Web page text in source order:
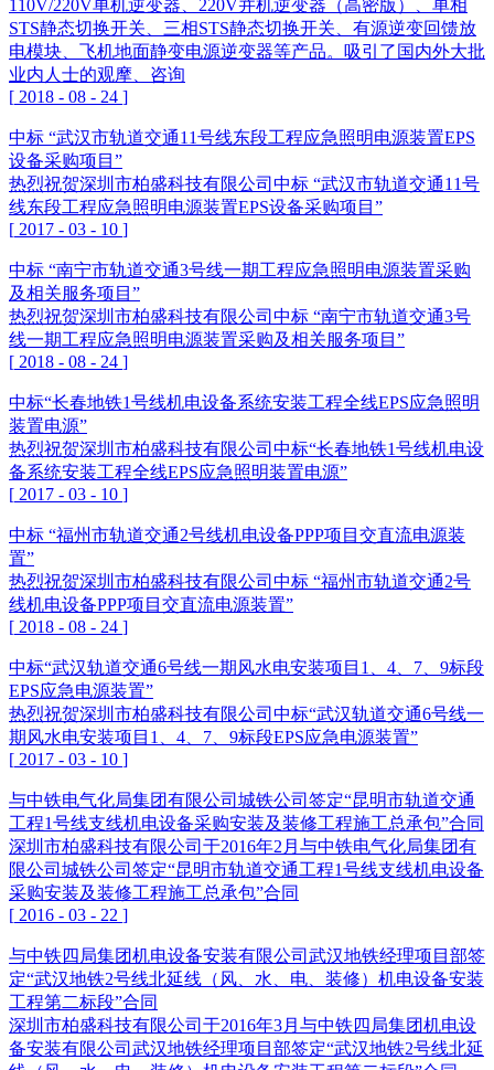
110V/220V单机逆变器、220V并机逆变器（高密版）、单相
STS静态切换开关、三相STS静态切换开关、有源逆变回馈放
电模块、飞机地面静变电源逆变器等产品。吸引了国内外大批
业内人士的观摩、咨询
[ 2018 - 08 - 24 ]
中标 “武汉市轨道交通11号线东段工程应急照明电源装置EPS
设备采购项目”
热烈祝贺深圳市柏盛科技有限公司中标 “武汉市轨道交通11号
线东段工程应急照明电源装置EPS设备采购项目”
[ 2017 - 03 - 10 ]
中标 “南宁市轨道交通3号线一期工程应急照明电源装置采购
及相关服务项目”
热烈祝贺深圳市柏盛科技有限公司中标 “南宁市轨道交通3号
线一期工程应急照明电源装置采购及相关服务项目”
[ 2018 - 08 - 24 ]
中标“长春地铁1号线机电设备系统安装工程全线EPS应急照明
装置电源”
热烈祝贺深圳市柏盛科技有限公司中标“长春地铁1号线机电设
备系统安装工程全线EPS应急照明装置电源”
[ 2017 - 03 - 10 ]
中标 “福州市轨道交通2号线机电设备PPP项目交直流电源装
置”
热烈祝贺深圳市柏盛科技有限公司中标 “福州市轨道交通2号
线机电设备PPP项目交直流电源装置”
[ 2018 - 08 - 24 ]
中标“武汉轨道交通6号线一期风水电安装项目1、4、7、9标段
EPS应急电源装置”
热烈祝贺深圳市柏盛科技有限公司中标“武汉轨道交通6号线一
期风水电安装项目1、4、7、9标段EPS应急电源装置”
[ 2017 - 03 - 10 ]
与中铁电气化局集团有限公司城铁公司签定“昆明市轨道交通
工程1号线支线机电设备采购安装及装修工程施工总承包”合同
深圳市柏盛科技有限公司于2016年2月与中铁电气化局集团有
限公司城铁公司签定“昆明市轨道交通工程1号线支线机电设备
采购安装及装修工程施工总承包”合同
[ 2016 - 03 - 22 ]
与中铁四局集团机电设备安装有限公司武汉地铁经理项目部签
定“武汉地铁2号线北延线（风、水、电、装修）机电设备安装
工程第二标段”合同
深圳市柏盛科技有限公司于2016年3月与中铁四局集团机电设
备安装有限公司武汉地铁经理项目部签定“武汉地铁2号线北延